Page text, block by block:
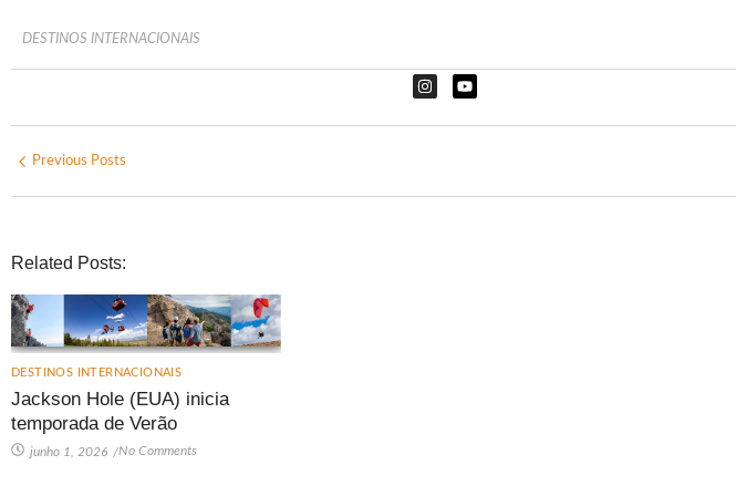
DESTINOS INTERNACIONAIS
Previous Posts
Related Posts:
DESTINOS INTERNACIONAIS
Jackson Hole (EUA) inicia
temporada de Verão
junho 1, 2026 /No Comments